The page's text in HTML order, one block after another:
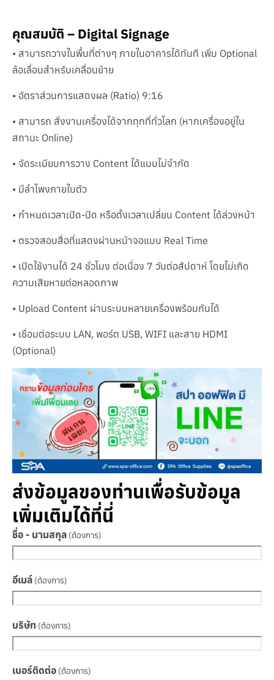
คุณสมบัติ – Digital Signage
• สามารถวางในพื้นที่ต่างๆ ภายในอาคารได้ทันที เพิ่ม Optional
ล้อเลื่อนสำหรับเคลื่อนย้าย
• อัตราส่วนการแสดงผล (Ratio) 9:16
• สามารถ สั่งงานเครื่องได้จากทุกที่ทั่วโลก (หากเครื่องอยู่ใน
สถานะ Online)
• จัดระเบียบการวาง Content ได้แบบไม่จำกัด
• มีลำโพงภายในตัว
• กำหนดเวลาเปิด-ปิด หรือตั้งเวลาเปลี่ยน Content ได้ล่วงหน้า
• ตรวจสอบสื่อที่แสดงผ่านหน้าจอแบบ Real Time
• เปิดใช้งานได้ 24 ชั่วโมง ต่อเนื่อง 7 วันต่อสัปดาห์ โดยไม่เกิด
ความเสียหายต่อหลอดภาพ
• Upload Content ผ่านระบบหลายเครื่องพร้อมกันได้
• เชื่อมต่อระบบ LAN, พอร์ต USB, WIFI และสาย HDMI
(Optional)
ส่งข้อมูลของท่านเพื่อรับข้อมูล
เพิ่มเติมได้ที่นี่
ชื่อ - นามสกุล (ต้องการ)
อีเมล์ (ต้องการ)
บริษัท (ต้องการ)
เบอร์ติดต่อ (ต้องการ)